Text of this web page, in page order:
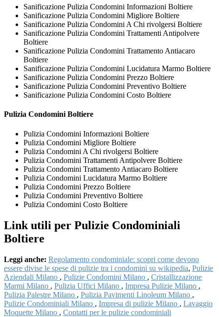
Sanificazione Pulizia Condomini Informazioni Boltiere
Sanificazione Pulizia Condomini Migliore Boltiere
Sanificazione Pulizia Condomini A Chi rivolgersi Boltiere
Sanificazione Pulizia Condomini Trattamenti Antipolvere
Boltiere
Sanificazione Pulizia Condomini Trattamento Antiacaro
Boltiere
Sanificazione Pulizia Condomini Lucidatura Marmo Boltiere
Sanificazione Pulizia Condomini Prezzo Boltiere
Sanificazione Pulizia Condomini Preventivo Boltiere
Sanificazione Pulizia Condomini Costo Boltiere
Pulizia Condomini Boltiere
Pulizia Condomini Informazioni Boltiere
Pulizia Condomini Migliore Boltiere
Pulizia Condomini A Chi rivolgersi Boltiere
Pulizia Condomini Trattamenti Antipolvere Boltiere
Pulizia Condomini Trattamento Antiacaro Boltiere
Pulizia Condomini Lucidatura Marmo Boltiere
Pulizia Condomini Prezzo Boltiere
Pulizia Condomini Preventivo Boltiere
Pulizia Condomini Costo Boltiere
Link utili per Pulizie Condominiali
Boltiere
Leggi anche: Regolamento condominiale: scopri come devono
essere divise le spese di pulizie tra i condomini su wikipedia, Pulizie
Aziendali Milano , Pulizie Condomini Milano , Cristallizzazione
Marmi Milano , Pulizia Uffici Milano , Impresa Pulizie Milano ,
Pulizia Palestre Milano , Pulizia Pavimenti Linoleum Milano ,
Pulizie Condominiali Milano , Impresa di pulizie Milano , Lavaggio
Moquette Milano , Contatti per le pulizie condominiali